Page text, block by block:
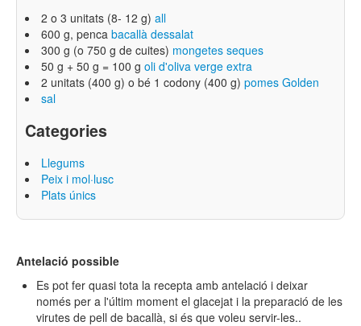
2 o 3 unitats (8- 12 g) all
600 g, penca bacallà dessalat
300 g (o 750 g de cuites) mongetes seques
50 g + 50 g = 100 g oli d'oliva verge extra
2 unitats (400 g) o bé 1 codony (400 g) pomes Golden
sal
Categories
Llegums
Peix i mol·lusc
Plats únics
Antelació possible
Es pot fer quasi tota la recepta amb antelació i deixar
només per a l'últim moment el glacejat i la preparació de les
virutes de pell de bacallà, si és que voleu servir-les..